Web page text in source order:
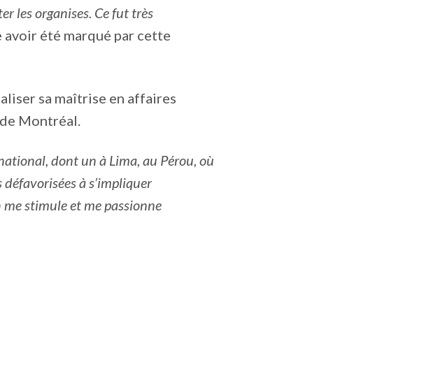
les organises. Ce fut très
été marqué par cette
sa maîtrise en affaires
Montréal.
dont un à Lima, au Pérou, où
à s’impliquer
stimule et me passionne